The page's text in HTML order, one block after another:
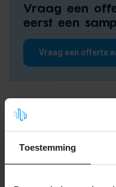
Toestemming
Vraag een
eerst een
Vraag een offerte
Gerelateerde
Op voorraad
Klittenband